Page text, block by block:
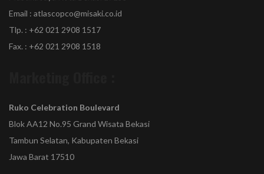
Email : atlascopco@misaki.co.id
Tlp. : +62 021 2908 1517
Fax. : +62 021 2908 1518
Ruko Celebration Boulevard
Blok AA12 No.95 Grand Wisata Bekasi
Tambun Selatan, Kabupaten Bekasi
Jawa Barat 17510